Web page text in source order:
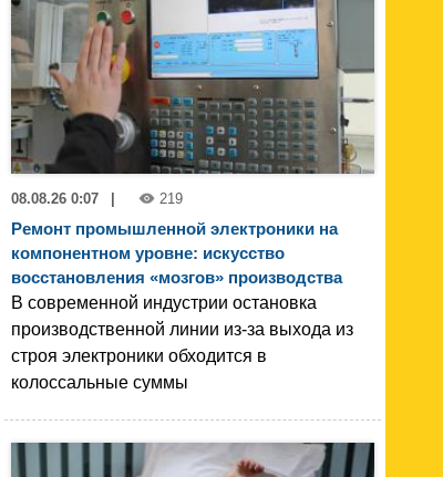
08.08.26 0:07 219
Ремонт промышленной электроники на
компонентном уровне: искусство
восстановления «мозгов» производства
В современной индустрии остановка
производственной линии из-за выхода из
строя электроники обходится в
колоссальные суммы